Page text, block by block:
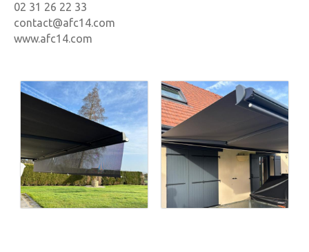
02 31 26 22 33
contact@afc14.com
www.afc14.com